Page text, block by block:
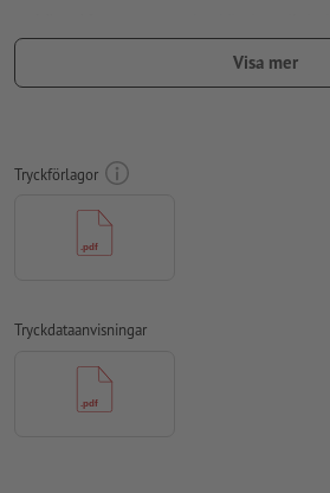
teckensnittmåste våra fullständigt
färgläge:
CMYK, FOGRA51 (PSO
stavfel och sättningsfel
övertrycksinställningar
Innehåll frånformulärfält
Hur skapar jag utskriftsdata korrekt?
Visa mer
Tryckförlagor
Tryckdataanvisningar